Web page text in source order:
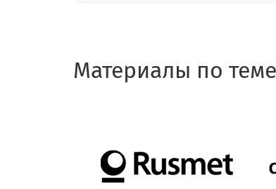
Материалы по теме